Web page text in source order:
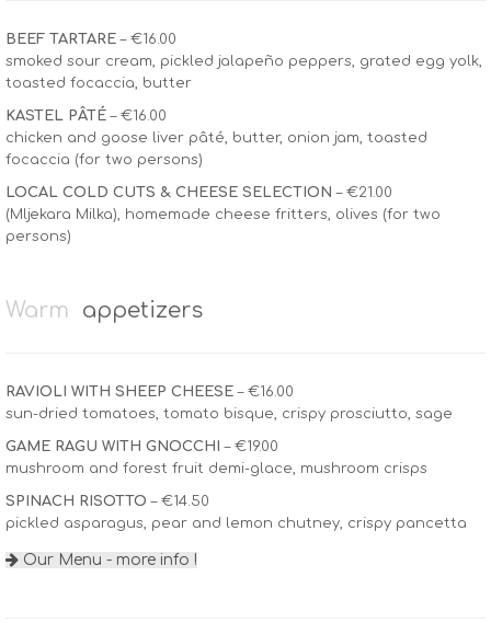
BEEF TARTARE – €16.00
smoked sour cream, pickled jalapeño peppers, grated egg yolk,
toasted focaccia, butter
KASTEL PÂTÉ – €16.00
chicken and goose liver pâté, butter, onion jam, toasted
focaccia (for two persons)
LOCAL COLD CUTS & CHEESE SELECTION – €21.00
(Mljekara Milka), homemade cheese fritters, olives (for two
persons)
Warm appetizers
RAVIOLI WITH SHEEP CHEESE – €16.00
sun-dried tomatoes, tomato bisque, crispy prosciutto, sage
GAME RAGU WITH GNOCCHI
– €19.00
mushroom and forest fruit demi-glace, mushroom crisps
SPINACH RISOTTO – €14.50
pickled asparagus, pear and lemon chutney, crispy pancetta
Our Menu - more info !